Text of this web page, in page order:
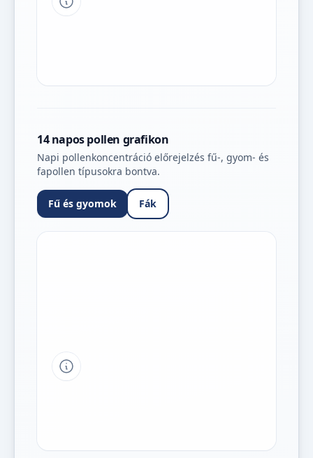
Tipp a grafikon jelmagyarázatához
14 napos pollen grafikon
Napi pollenkoncentráció előrejelzés fű-, gyom- és
fapollen típusokra bontva.
Fű és gyomok Fák
Tipp a grafikon jelmagyarázatához